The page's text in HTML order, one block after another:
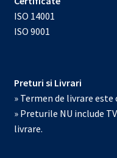
ISO 14001
ISO 9001
Preturi si Livrari
» Termen de livrare
» Preturile NU include
livrare.